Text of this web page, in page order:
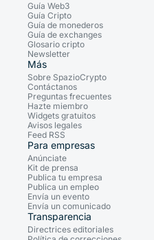
Guía Web3
Guía Cripto
Guía de monederos
Guía de exchanges
Glosario cripto
Newsletter
Más
Sobre SpazioCrypto
Contáctanos
Preguntas frecuentes
Hazte miembro
Widgets gratuitos
Avisos legales
Feed RSS
Para empresas
Anúnciate
Kit de prensa
Publica tu empresa
Publica un empleo
Envía un evento
Envía un comunicado
Transparencia
Directrices editoriales